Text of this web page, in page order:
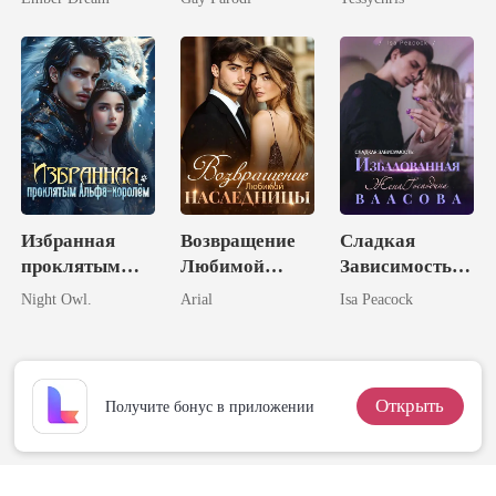
миллиардерше
й
Великий
Магнат?!
Избранная
проклятым
Альфа-
Night Owl.
Возвращение
Любимой
Наследницы
Arial
Сладкая
Зависимость:
Избалованная
Власова
Isa Peacock
Получите бонус в приложении Открыть